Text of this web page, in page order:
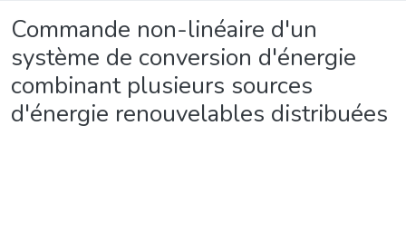
Commande non-linéaire d'un
système de conversion d'énergie
combinant plusieurs sources
d'énergie renouvelables distribuées